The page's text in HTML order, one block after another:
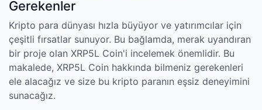
Gerekenler
Kripto para dünyası hızla büyüyor ve yatırımcılar için
çeşitli fırsatlar sunuyor. Bu bağlamda, merak uyandıran
bir proje olan XRP5L Coin'i incelemek önemlidir. Bu
makalede, XRP5L Coin hakkında bilmeniz gerekenleri
ele alacağız ve size bu kripto paranın eşsiz deneyimini
sunacağız.